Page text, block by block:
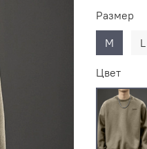
Размер
M
L
Цвет